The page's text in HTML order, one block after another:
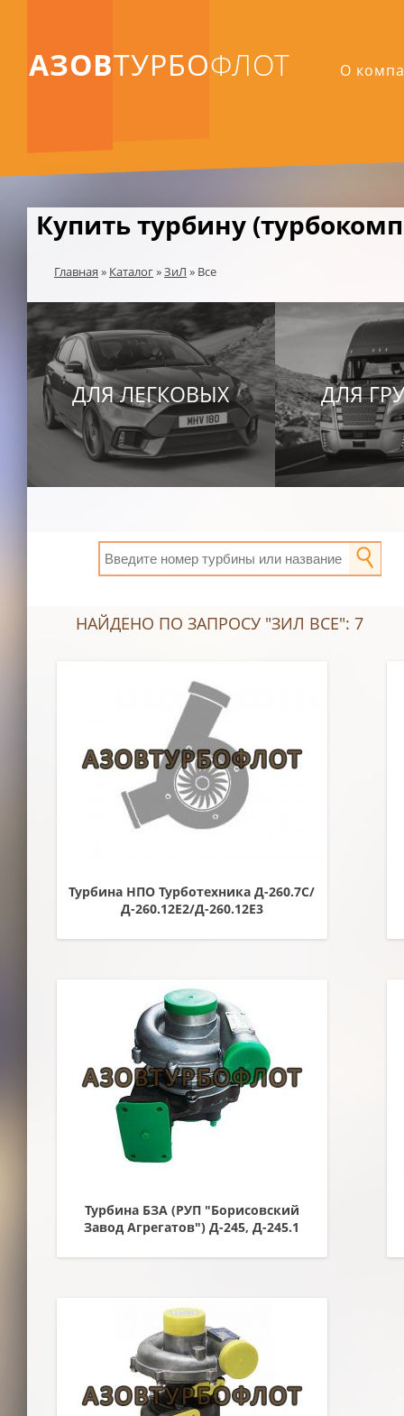
АЗОВТУРБОФЛОТ О
Купить турбину
Главная » Каталог»ЗиЛ » Все
ДЛЯ ЛЕГКОВЫХ ДЛЯ
НАЙДЕНО ПО ЗАПРОСУ "ЗИЛ ВСЕ": 7
Турбина НПО Турботехника Д-260.7С/
Д-260.12Е2/Д-260.12Е3
Турбина БЗА (РУП "Борисовский
Завод Агрегатов") Д-245, Д-245.1